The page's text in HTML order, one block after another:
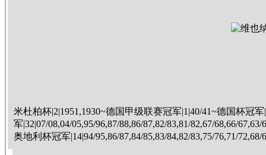
米杜柏杯|2|1951,1930~德国甲级联赛冠军|1|40/41~德国杯冠
军|32|07/08,04/05,95/96,87/88,86/87,82/83,81/82,67/68,66/
奥地利杯冠军|14|94/95,86/87,84/85,83/84,82/83,75/76,71/